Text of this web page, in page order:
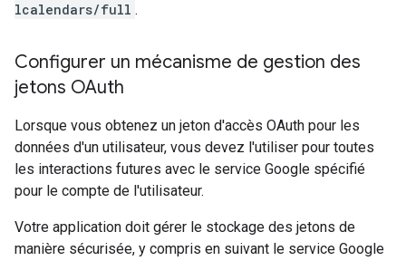
lcalendars/full .
Configurer un mécanisme de gestion des
jetons OAuth
Lorsque vous obtenez un jeton d'accès OAuth pour les
données d'un utilisateur, vous devez l'utiliser pour toutes
les interactions futures avec le service Google spécifié
pour le compte de l'utilisateur.
Votre application doit gérer le stockage des jetons de
manière sécurisée, y compris en suivant le service Google